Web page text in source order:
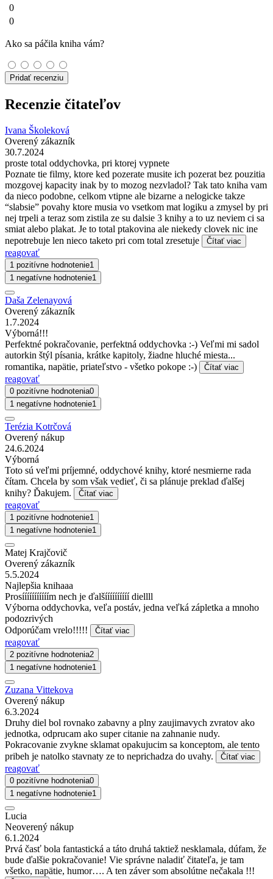
0
0
Ako sa páčila kniha vám?
Pridať recenziu
Recenzie čitateľov
Ivana Školeková
Overený zákazník
30.7.2024
proste total oddychovka, pri ktorej vypnete
Poznate tie filmy, ktore ked pozerate musite ich pozerat bez pouzitia
mozgovej kapacity inak by to mozog nezvladol? Tak tato kniha vam
da nieco podobne, celkom vtipne ale bizarne a nelogicke takze
“slabsie” povahy ktore musia vo vsetkom mat logiku a zmysel by pri
nej trpeli a teraz som zistila ze su dalsie 3 knihy a to uz neviem ci sa
smiat alebo plakat. Je to total ptakovina ale niekedy clovek nic ine
nepotrebuje len nieco taketo pri com total zresetuje
Čítať viac
reagovať
1 pozitívne hodnotenie1
1 negatívne hodnotenie1
Daša Zelenayová
Overený zákazník
1.7.2024
Výborná!!!
Perfektné pokračovanie, perfektná oddychovka :-) Veľmi mi sadol
autorkin štýl písania, krátke kapitoly, žiadne hluché miesta...
romantika, napätie, priateľstvo - všetko pokope :-)
Čítať viac
reagovať
0 pozitívne hodnotenia0
1 negatívne hodnotenie1
Terézia Kotrčová
Overený nákup
24.6.2024
Výborná
Toto sú veľmi príjemné, oddychové knihy, ktoré nesmierne rada
čítam. Chcela by som však vedieť, či sa plánuje preklad ďalšej
knihy? Ďakujem.
Čítať viac
reagovať
1 pozitívne hodnotenie1
1 negatívne hodnotenie1
Matej Krajčovič
Overený zákazník
5.5.2024
Najlepšia knihaaa
Prosííííííííííím nech je ďalšíííííííííí diellll
Výborna oddychovka, veľa postáv, jedna veľká zápletka a mnoho
podozrivých
Odporúčam vrelo!!!!!
Čítať viac
reagovať
2 pozitívne hodnotenia2
1 negatívne hodnotenie1
Zuzana Vittekova
Overený nákup
6.3.2024
Druhy diel bol rovnako zabavny a plny zaujimavych zvratov ako
jednotka, odprucam ako super citanie na zahnanie nudy.
Pokracovanie zvykne sklamat opakujucim sa konceptom, ale tento
pribeh je natolko stavnaty ze to neprichadza do uvahy.
Čítať viac
reagovať
0 pozitívne hodnotenia0
1 negatívne hodnotenie1
Lucia
Neoverený nákup
6.1.2024
Prvá časť bola fantastická a táto druhá taktiež nesklamala, dúfam, že
bude ďalšie pokračovanie! Vie správne naladiť čitateľa, je tam
všetko, napätie, humor…. A ten záver som absolútne nečakala !!!